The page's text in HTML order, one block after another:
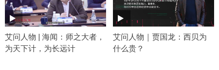
艾问人物 | 海闻：师之大者，
为天下计，为长远计
艾问人物｜贾国龙：西贝为
什么贵？